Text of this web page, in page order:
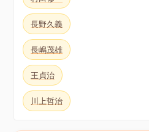
長野久義
長嶋茂雄
王貞治
川上哲治